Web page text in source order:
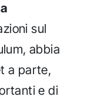
sul
abbia
a parte,
e di